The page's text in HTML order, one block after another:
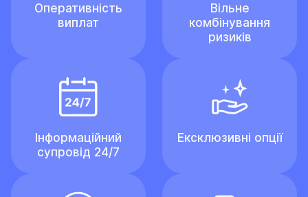
Оперативність
виплат
Вільне
комбінування
ризиків
Інформаційний
супровід 24/7
Ексклюзивні опції